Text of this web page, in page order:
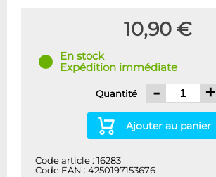
10,90 €
En stock
Expédition immédiate
Quantité - +
Ajouter au panier
Code article : 16283
Code EAN : 4250197153676